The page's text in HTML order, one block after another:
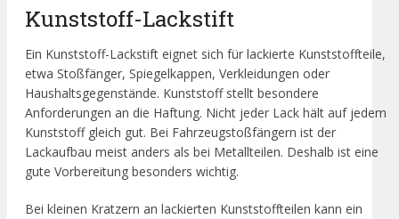
Kunststoff-Lackstift
Ein Kunststoff-Lackstift eignet sich für lackierte Kunststoffteile,
etwa Stoßfänger, Spiegelkappen, Verkleidungen oder
Haushaltsgegenstände. Kunststoff stellt besondere
Anforderungen an die Haftung. Nicht jeder Lack hält auf jedem
Kunststoff gleich gut. Bei Fahrzeugstoßfängern ist der
Lackaufbau meist anders als bei Metallteilen. Deshalb ist eine
gute Vorbereitung besonders wichtig.
Bei kleinen Kratzern an lackierten Kunststoffteilen kann ein